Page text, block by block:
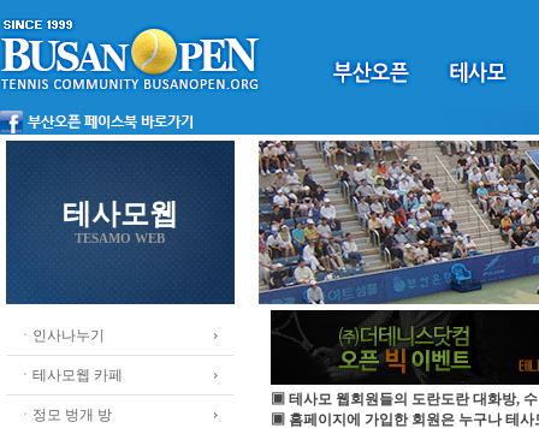
테사모웹
TESAMO WEB
ㆍ인사나누기
ㆍ테사모웹 카페
ㆍ정모 벙개 방
▣ 테사모 웹회원들의 도란도란 대화방,
▣ 홈페이지에 가입한 회원은 누구나 테사